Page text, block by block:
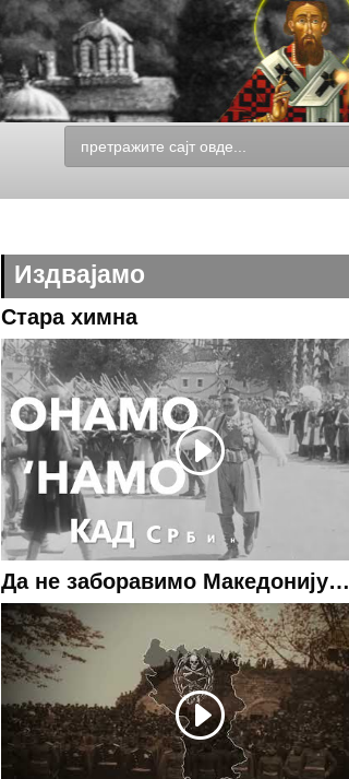
Издвајамо
Стара химна
Да не заборавимо Македонију…